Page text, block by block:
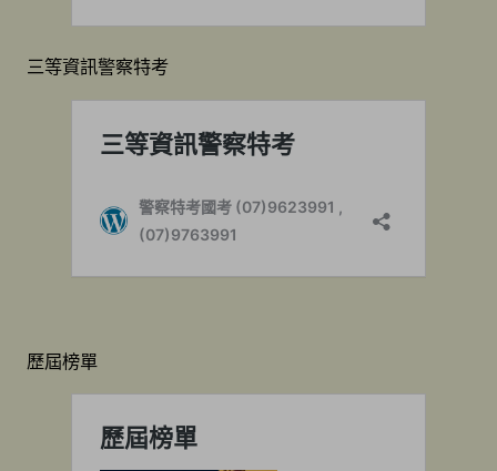
三等資訊警察特考
歷屆榜單